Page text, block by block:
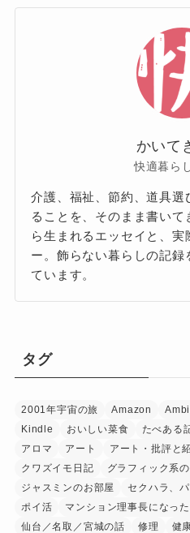
かいて
快適暮ら
介護、福祉、節約、道具
ることを、そのまま書い
ら生まれるエッセイと、実
ー。飾らない暮らしの記録
ています。
タグ
2001年宇宙の旅 Amazon
Kindle
おいしい菜食 たべある
アロマ
アート アート・批評と
クワズイモ日記
グラフィック系
ジャスミンのお部屋
セクハラ、
ポイ活
マンション理事長になっ
仙台／名取／宮城の話
修理 健